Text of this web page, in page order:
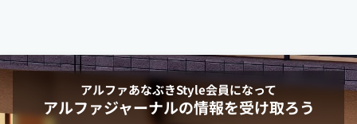
アルファあなぶきStyle会員になって
アルファジャーナルの情報を受け取ろう